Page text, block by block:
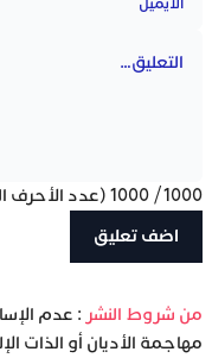
1000
/
1000 (عدد الأحرف
‫من شروط النشر : عدم
مهاجمة الأديان أو الذات